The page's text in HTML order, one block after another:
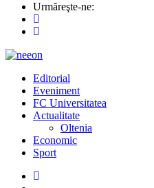
Urmăreşte-ne:
Editorial
Eveniment
FC Universitatea
Actualitate
Oltenia
Economic
Sport